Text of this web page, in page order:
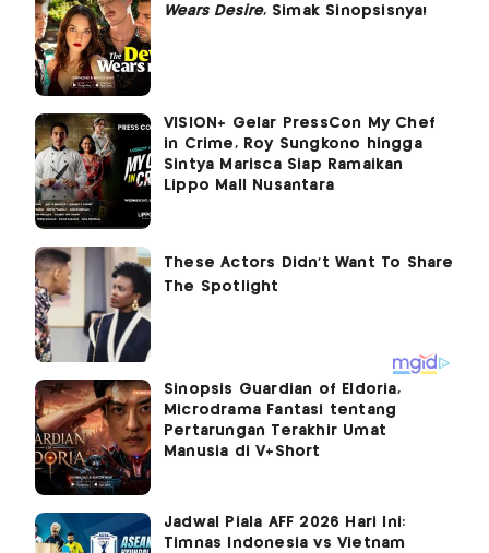
Wears Desire, Simak Sinopsisnya!
VISION+ Gelar PressCon My Chef
in Crime, Roy Sungkono hingga
Sintya Marisca Siap Ramaikan
Lippo Mall Nusantara
Sinopsis Guardian of Eldoria,
Microdrama Fantasi tentang
Pertarungan Terakhir Umat
Manusia di V+Short
Jadwal Piala AFF 2026 Hari Ini:
Timnas Indonesia vs Vietnam